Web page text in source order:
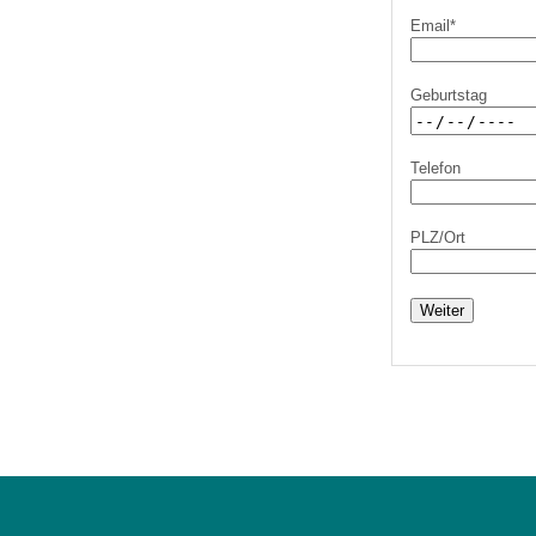
Email*
Geburtstag
Telefon
PLZ/Ort
Weiter